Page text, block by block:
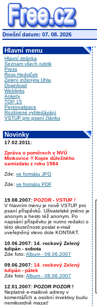
Dnešní datum: 07. 08. 2026
Hlavní menu
Hlavní stránka
Seznam všech rubrik
Press
Ross Hedviček
Zelení inženýra Uhla
Download
Weblinks
Ankety
TOP 15
Personalizace
Rozšírené vyhledávání
VSTUP pro psaní článku
Novinky
17.02.2011:
Zpráva o poměrech v NVÚ
Minkovice !! Kopie důležitého
samizdatu z roku 1984
Zde: ve formátu JPG
Zde: ve formátu PDF
19.08.2007: POZOR - VSTUP !
V hlavním menu je nově VSTUP pro
psaní příspěvků. Uživatelské jméno je
anonym a heslo též anonym. Po
napsání příspěvku je nutno redakci o
této skutečnosti poslat e-mail
uveřejněný vlevo dole KONTAKT.
10.06.2007: 14. rockový Zelený
tulipán - sobota
Zde foto: Album - 09.06.2007
09.06.2007: 14. rockový Zelený
tulipán - pátek
Zde foto: Album - 08.06.2007
12.01.2007: POZOR POZOR !
Neplatné e-mailové adresy v
komentářích a osobní invektivy budu
nemilosrdně mazat!